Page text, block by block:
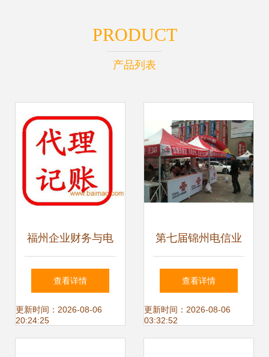
PRODUCT
产品列表
福州企业财务与电
信服务一站式解决
方案 邦邦供引领专
查看详情
更新时间：2026-08-06
20:24:25
第七届锦州电信业
务及信息产品展交
会 聚焦代办电信业
查看详情
更新时间：2026-08-06
03:32:52